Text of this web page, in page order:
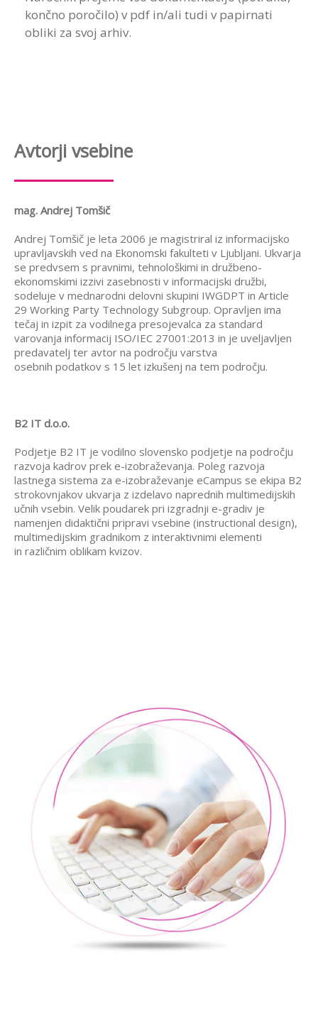
končno poročilo) v pdf in/ali tudi v papirnati
obliki za svoj arhiv.
Avtorji vsebine
mag. Andrej Tomšič
Andrej Tomšič je leta 2006 je magistriral iz informacijsko
upravljavskih ved na Ekonomski fakulteti v Ljubljani. Ukvarja
se predvsem s pravnimi, tehnološkimi in družbeno-
ekonomskimi izzivi zasebnosti v informacijski družbi,
sodeluje v mednarodni delovni skupini IWGDPT in Article
29 Working Party Technology Subgroup. Opravljen ima
tečaj in izpit za vodilnega presojevalca za standard
varovanja informacij ISO/IEC 27001:2013 in je uveljavljen
predavatelj ter avtor na področju varstva
osebnih podatkov s 15 let izkušenj na tem področju.
B2 IT d.o.o.
Podjetje B2 IT je vodilno slovensko podjetje na področju
razvoja kadrov prek e-izobraževanja. Poleg razvoja
lastnega sistema za e-izobraževanje eCampus se ekipa B2
strokovnjakov ukvarja z izdelavo naprednih multimedijskih
učnih vsebin. Velik poudarek pri izgradnji e-gradiv je
namenjen didaktični pripravi vsebine (instructional design),
multimedijskim gradnikom z interaktivnimi elementi
in različnim oblikam kvizov.